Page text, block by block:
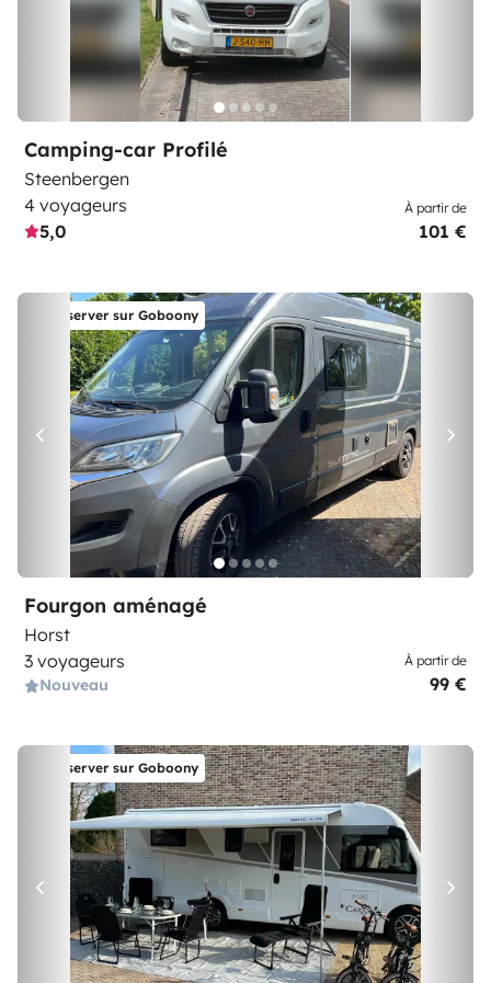
Camping-car Profilé
Steenbergen
4 voyageurs
5,0
À partir de
101 €
Réserver sur Goboony
Fourgon aménagé
Horst
3 voyageurs
Nouveau
À partir de
99 €
Réserver sur Goboony